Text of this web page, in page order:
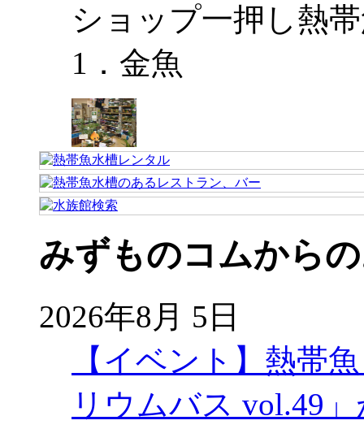
ショップ一押し熱
1．金魚
みずものコムから
2026年8月 5日
【イベント】熱帯
リウムバス vol.49